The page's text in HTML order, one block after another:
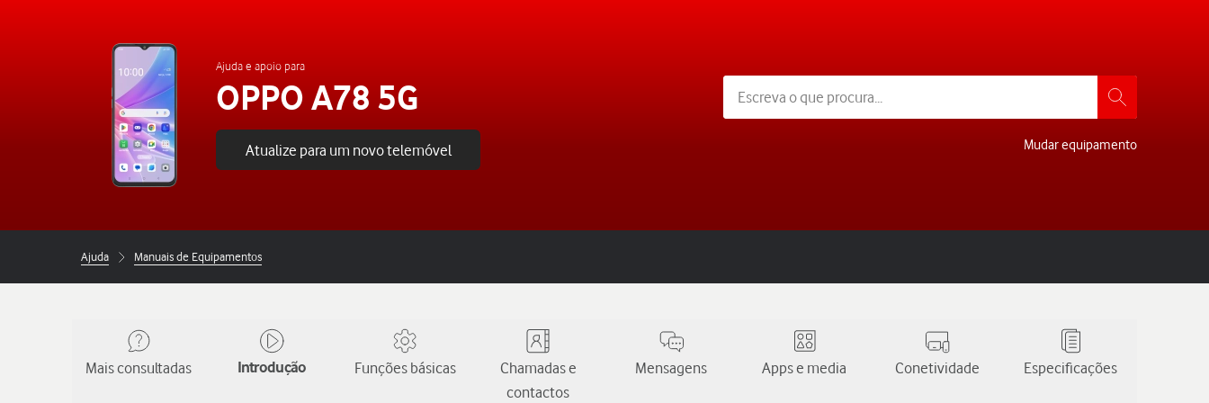
Ajuda e apoio para
OPPO A78 5G
Atualize para um novo telemóvel Mudar equipamento
Ajuda Manuais de Equipamentos
Mais consultadas Introdução Funções básicas
Chamadas e
contactos
Mensagens Apps e media Conetividade Especificações